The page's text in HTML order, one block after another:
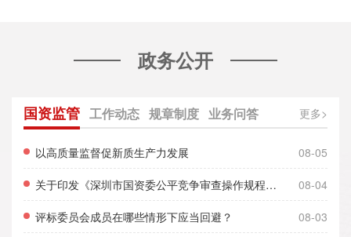
政务公开
国资监管 工作动态 规章制度 业务问答 更多>
以高质量监督促新质生产力发展 08-05
关于印发《深圳市国资委公平竞争审查操作规程（2026年修订）》的通知 08-04
评标委员会成员在哪些情形下应当回避？ 08-03